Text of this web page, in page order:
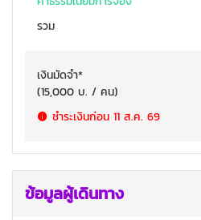
รวม
เงินมัดจำ*
(15,000 บ. / คน)
ชำระเงินก่อน 11 ส.ค. 69
ข้อมูลผู้เดินทาง